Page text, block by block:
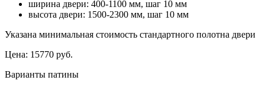
ширина двери: 400-1100 мм, шаг 10 мм
высота двери: 1500-2300 мм, шаг 10 мм
Указана минимальная стоимость стандартного полотна двери
Цена: 15770 руб.
Варианты патины